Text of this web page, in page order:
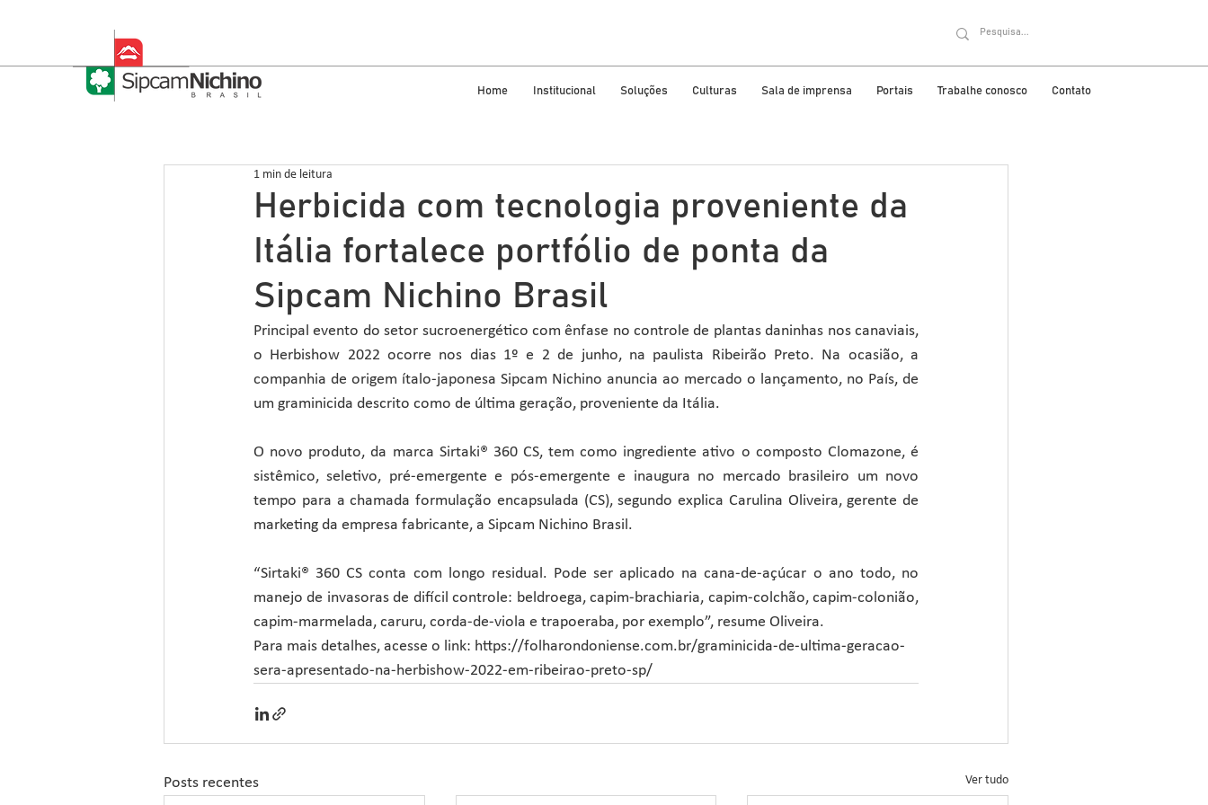
Home Institucional Soluções Culturas Sala de imprensa Portais Trabalhe conosco Contato
Herbicida com tecnologia proveniente da
Itália fortalece portfólio de ponta da
Sipcam Nichino Brasil
1 min de leitura
Principal evento do setor sucroenergético com ênfase no controle de plantas daninhas nos canaviais,
o Herbishow 2022 ocorre nos dias 1º e 2 de junho, na paulista Ribeirão Preto. Na ocasião, a
companhia de origem ítalo-japonesa Sipcam Nichino anuncia ao mercado o lançamento, no País, de
um graminicida descrito como de última geração, proveniente da Itália.
O novo produto, da marca Sirtaki® 360 CS, tem como ingrediente ativo o composto Clomazone, é
sistêmico, seletivo, pré-emergente e pós-emergente e inaugura no mercado brasileiro um novo
tempo para a chamada formulação encapsulada (CS), segundo explica Carulina Oliveira, gerente de
marketing da empresa fabricante, a Sipcam Nichino Brasil.
“Sirtaki® 360 CS conta com longo residual. Pode ser aplicado na cana-de-açúcar o ano todo, no
manejo de invasoras de difícil controle: beldroega, capim-brachiaria, capim-colchão, capim-colonião,
capim-marmelada, caruru, corda-de-viola e trapoeraba, por exemplo”, resume Oliveira.
Para mais detalhes, acesse o link: https://folharondoniense.com.br/graminicida-de-ultima-geracao-
sera-apresentado-na-herbishow-2022-em-ribeirao-preto-sp/
Posts recentes Ver tudo